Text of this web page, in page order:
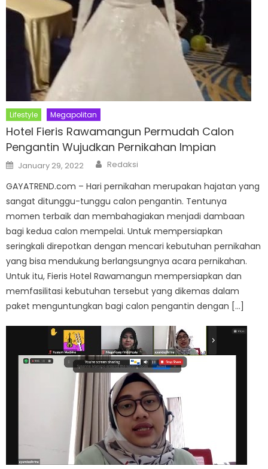
Lifestyle Megapolitan
Hotel Fieris Rawamangun Permudah Calon
Pengantin Wujudkan Pernikahan Impian
Posted
on
January 29, 2022 Author
Redaksi
GAYATREND.com – Hari pernikahan merupakan hajatan yang
sangat ditunggu-tunggu calon pengantin. Tentunya
momen terbaik dan membahagiakan menjadi dambaan
bagi kedua calon mempelai. Untuk mempersiapkan
seringkali direpotkan dengan mencari kebutuhan pernikahan
yang bisa mendukung berlangsungnya acara pernikahan.
Untuk itu, Fieris Hotel Rawamangun mempersiapkan dan
memfasilitasi kebutuhan tersebut yang dikemas dalam
paket menguntungkan bagi calon pengantin dengan […]